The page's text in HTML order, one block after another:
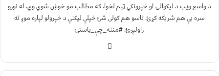
د واسع ویب د لیکوالۍ او خپرونکي ټیم لخوا. که مطالب مو خوښ شوي وي، له نورو
سره یې هم شریکه کړئ. تاسو هم کولی شئ خپلې لیکنې د خپرولو لپاره موږ ته
راولېږئ. #مننه_چې_یاستئ